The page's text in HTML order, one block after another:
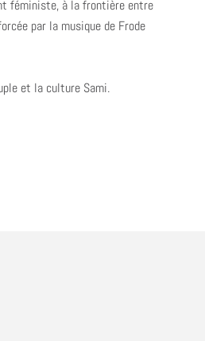
féministe, à la frontière entre
par la musique de Frode
et la culture Sami.